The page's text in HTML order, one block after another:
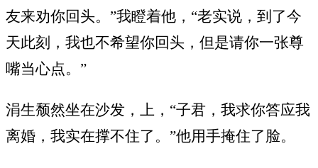
友来劝你回头。”我瞪着他，“老实说，到了今
天此刻，我也不希望你回头，但是请你一张尊
嘴当心点。”
涓生颓然坐在沙发，上，“子君，我求你答应我
离婚，我实在撑不住了。”他用手掩住了脸。